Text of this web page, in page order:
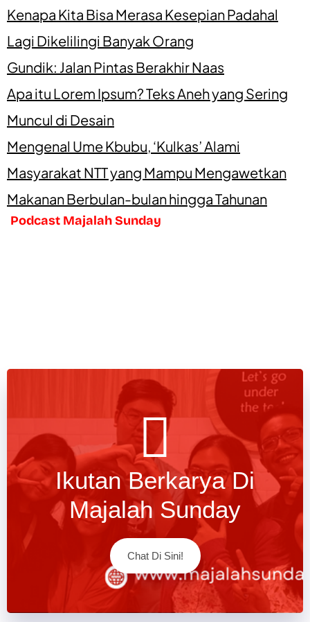
Kenapa Kita Bisa Merasa Kesepian Padahal
Lagi Dikelilingi Banyak Orang
Gundik: Jalan Pintas Berakhir Naas
Apa itu Lorem Ipsum? Teks Aneh yang Sering
Muncul di Desain
Mengenal Ume Kbubu, ‘Kulkas’ Alami
Masyarakat NTT yang Mampu Mengawetkan
Makanan Berbulan-bulan hingga Tahunan
Podcast Majalah Sunday
Ikutan Berkarya Di
Majalah Sunday
Chat Di Sini!